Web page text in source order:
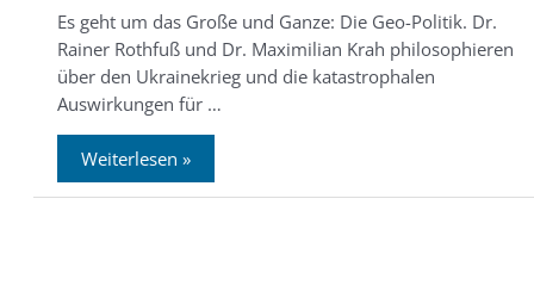
Es geht um das Große und Ganze: Die Geo-Politik. Dr.
Rainer Rothfuß und Dr. Maximilian Krah philosophieren
über den Ukrainekrieg und die katastrophalen
Auswirkungen für …
Weiterlesen »